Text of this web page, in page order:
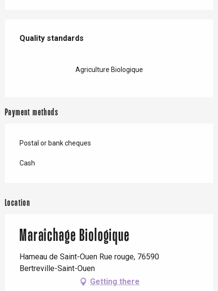
Quality standards
Quality standards
Agriculture Biologique
Payment methods
Postal or bank cheques
Cash
Location
Maraîchage Biologique
Hameau de Saint-Ouen Rue rouge, 76590
Bertreville-Saint-Ouen
Getting there